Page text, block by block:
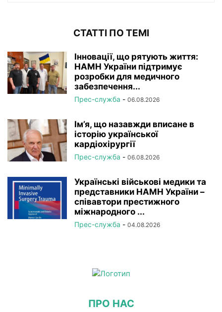
СТАТТІ ПО ТЕМІ
Інновації, що рятують життя:
НАМН України підтримує
розробки для медичного
забезпечення...
Прес-служба - 06.08.2026
Ім’я, що назавжди вписане в
історію української
кардіохірургії
Прес-служба - 06.08.2026
Українські військові медики та
представники НАМН України –
співавтори престижного
міжнародного ...
Прес-служба - 04.08.2026
ПРО НАС